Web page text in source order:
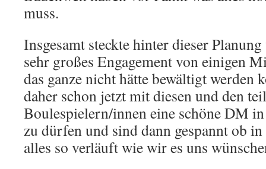
muss.
Insgesamt steckte hinter dieser
sehr großes Engagement von einigen
das ganze nicht hätte bewältigt werden
daher schon jetzt mit diesen und den
Boulespielern/innen eine schöne DM in
zu dürfen und sind dann gespannt ob
alles so verläuft wie wir es uns